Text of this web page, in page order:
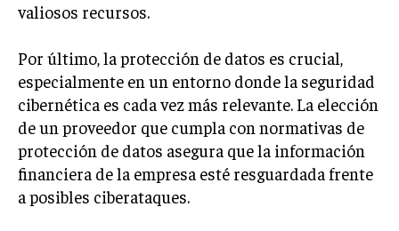
valiosos recursos.
Por último, la protección de datos es crucial,
especialmente en un entorno donde la seguridad
cibernética es cada vez más relevante. La elección
de un proveedor que cumpla con normativas de
protección de datos asegura que la información
financiera de la empresa esté resguardada frente
a posibles ciberataques.